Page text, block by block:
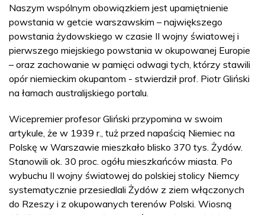
Naszym wspólnym obowiązkiem jest upamiętnienie
powstania w getcie warszawskim – największego
powstania żydowskiego w czasie II wojny światowej i
pierwszego miejskiego powstania w okupowanej Europie
– oraz zachowanie w pamięci odwagi tych, którzy stawili
opór niemieckim okupantom - stwierdził prof. Piotr Gliński
na łamach australijskiego portalu.
Wicepremier profesor Gliński przypomina w swoim
artykule, że w 1939 r., tuż przed napaścią Niemiec na
Polskę w Warszawie mieszkało blisko 370 tys. Żydów.
Stanowili ok. 30 proc. ogółu mieszkańców miasta. Po
wybuchu II wojny światowej do polskiej stolicy Niemcy
systematycznie przesiedlali Żydów z ziem włączonych
do Rzeszy i z okupowanych terenów Polski. Wiosną